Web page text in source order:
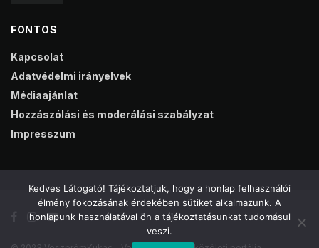
FONTOS
Kapcsolat
Adatvédelmi irányelvek
Médiaajánlat
Hozzászólási és moderálási szabályzat
Impresszum
Kedves Látogató! Tájékoztatjuk, hogy a honlap felhasználói
élmény fokozásának érdekében sütiket alkalmazunk. A
honlapunk használatával ön a tájékoztatásunkat tudomásul
veszi.